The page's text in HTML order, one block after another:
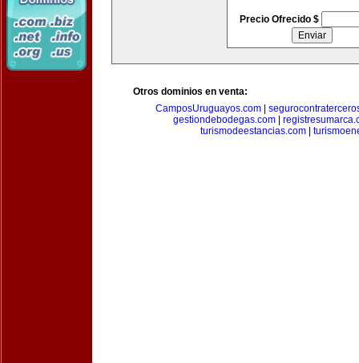
Precio Ofrecido $
Otros dominios en venta:
CamposUruguayos.com|
gestiondebodegas.com|
turismodeestancias.com|